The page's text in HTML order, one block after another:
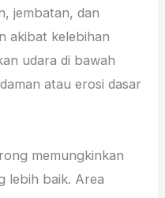
jembatan, dan
akibat kelebihan
udara di bawah
atau erosi dasar
memungkinkan
lebih baik. Area